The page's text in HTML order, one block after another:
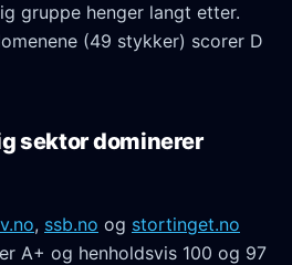
gruppe henger langt etter.
(49 stykker) scorer D
sektor dominerer
, ssb.no og stortinget.no
A+ og henholdsvis 100 og 97